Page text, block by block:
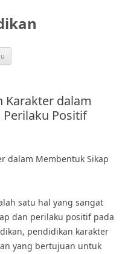
Karakter dalam
Positif
dalam Membentuk Sikap
satu hal yang sangat
dan perilaku positif pada
pendidikan karakter
yang bertujuan untuk